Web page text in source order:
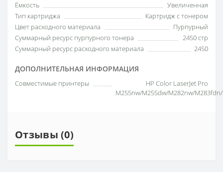
Ёмкость
Увеличенная
Тип картриджа
Картридж с тонером
Цвет расходного материала
Пурпурный
Суммарный ресурс пурпурного тонера
2450 стр
Суммарный ресурс расходного материала
2450
ДОПОЛНИТЕЛЬНАЯ ИНФОРМАЦИЯ
Совместимые принтеры
HP Color LaserJet Pro
M255nw/M255dw/M282nw/
Отзывы (0)